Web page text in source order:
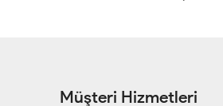
Müşteri Hizmetleri